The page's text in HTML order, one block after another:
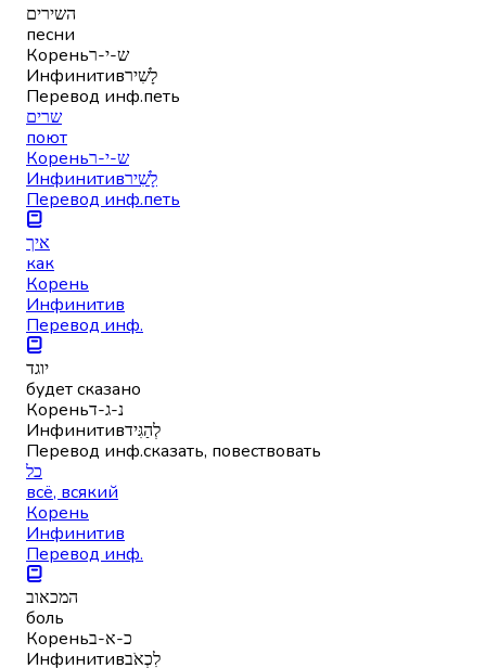
השירים
песни
Кореньש-י-ר
Инфинитивלָשִׁיר
Перевод инф.петь
שרים
поют
Кореньש-י-ר
Инфинитивלָשִׁיר
Перевод инф.петь
איך
как
Корень
Инфинитив
Перевод инф.
יוגד
будет сказано
Кореньנ-ג-ד
Инфинитивלְהַגִּיד
Перевод инф.сказать, повествовать
כל
всё, всякий
Корень
Инфинитив
Перевод инф.
המכאוב
боль
Кореньכ-א-ב
Инфинитивלִכְאֹב